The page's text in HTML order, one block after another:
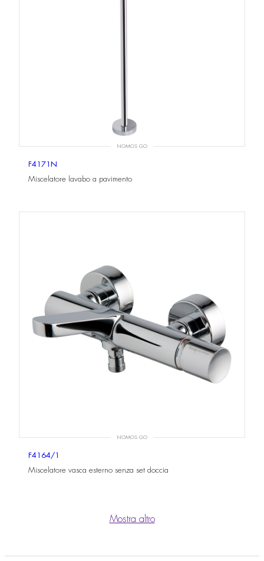
NOMOS GO
F4171N
Miscelatore lavabo a pavimento
NOMOS GO
F4164/1
Miscelatore vasca esterno senza set doccia
Mostra altro